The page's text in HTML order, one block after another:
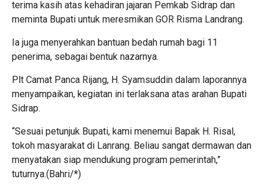
terima kasih atas kehadiran jajaran Pemkab Sidrap dan
meminta Bupati untuk meresmikan GOR Risma Landrang.
Ia juga menyerahkan bantuan bedah rumah bagi 11
penerima, sebagai bentuk nazarnya.
Plt Camat Panca Rijang, H. Syamsuddin dalam laporannya
menyampaikan, kegiatan ini terlaksana atas arahan Bupati
Sidrap.
“Sesuai petunjuk Bupati, kami menemui Bapak H. Risal,
tokoh masyarakat di Lanrang. Beliau sangat dermawan dan
menyatakan siap mendukung program pemerintah,”
tuturnya.(Bahri/*)